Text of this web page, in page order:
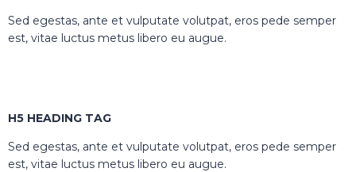
Sed egestas, ante et vulputate volutpat, eros pede semper
est, vitae luctus metus libero eu augue.
H5 HEADING TAG
Sed egestas, ante et vulputate volutpat, eros pede semper
est, vitae luctus metus libero eu augue.